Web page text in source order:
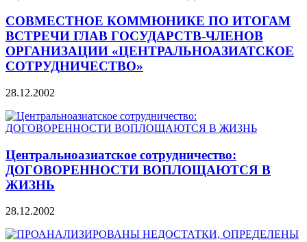
СОВМЕСТНОЕ КОММЮНИКЕ ПО ИТОГАМ
ВСТРЕЧИ ГЛАВ ГОСУДАРСТВ-ЧЛЕНОВ
ОРГАНИЗАЦИИ «ЦЕНТРАЛЬНОАЗИАТСКОЕ
СОТРУДНИЧЕСТВО»
28.12.2002
Центральноазиатское сотрудничество:
ДОГОВОРЕННОСТИ ВОПЛОЩАЮТСЯ В
ЖИЗНЬ
28.12.2002